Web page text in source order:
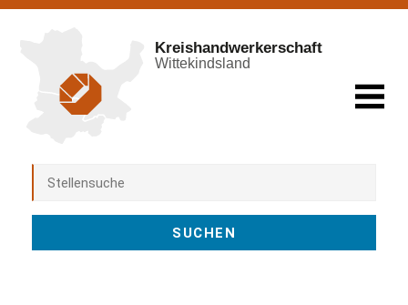
Kreishandwerkerschaft
Wittekindsland